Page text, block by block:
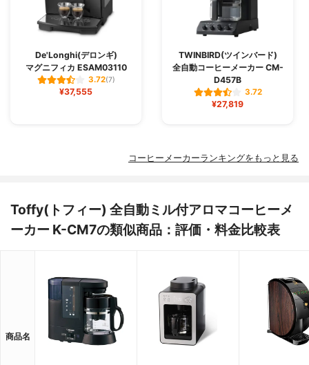
De'Longhi(デロンギ)
マグニフィカ ESAM03110
3.72(7)
¥37,555
TWINBIRD(ツインバード)
全自動コーヒーメーカー CM-
D457B
3.72
¥27,819
コーヒーメーカーランキングをもっと見る
Toffy(トフィー) 全自動ミル付アロマコーヒーメ
ーカー K-CM7の類似商品：評価・料金比較表
商品名